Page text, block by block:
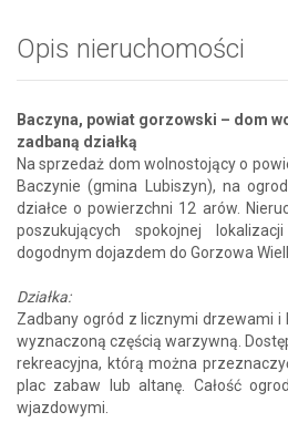
Opis nieruchomości
Baczyna, powiat gorzowski – dom
zadbaną działką
Na sprzedaż dom wolnostojący o
Baczynie (gmina Lubiszyn), na
działce o powierzchni 12 arów.
poszukujących spokojnej
dogodnym dojazdem do Gorzowa
Działka:
Zadbany ogród z licznymi drzewami
wyznaczoną częścią warzywną.
rekreacyjna, którą można
plac zabaw lub altanę. Całość
wjazdowymi.